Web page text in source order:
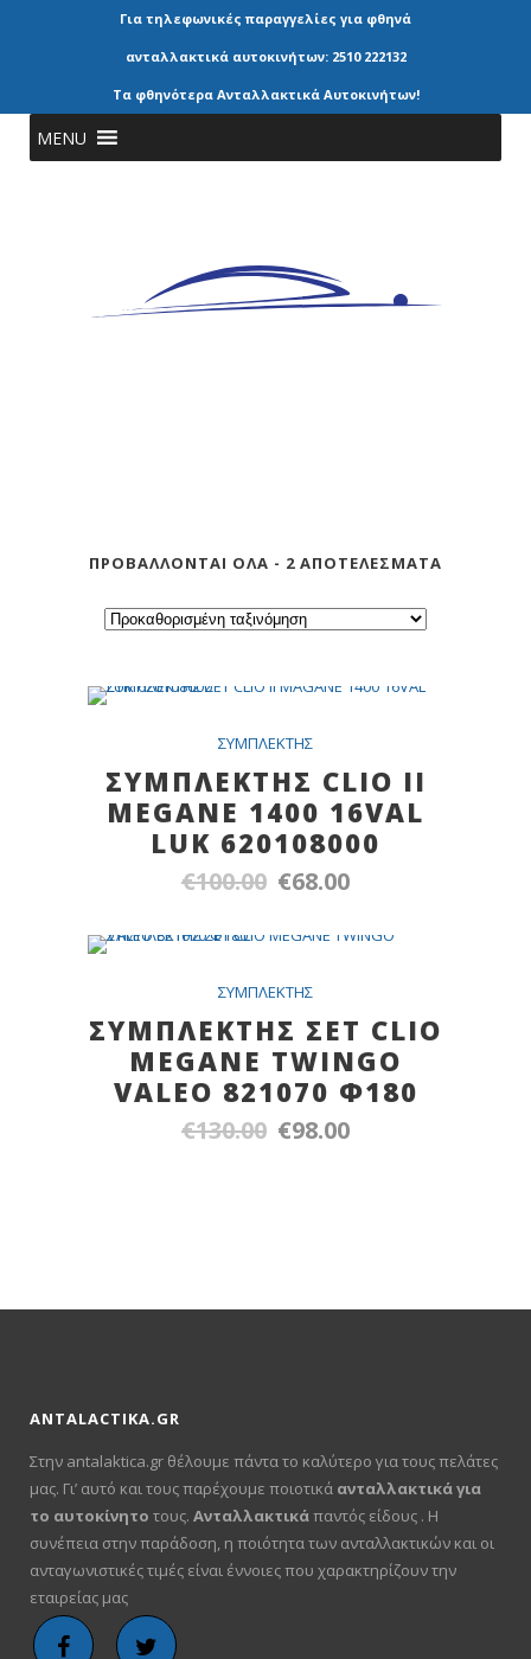
Για τηλεφωνικές παραγγελίες για φθηνά
ανταλλακτικά αυτοκινήτων: 2510 222132
Τα φθηνότερα Ανταλλακτικά Αυτοκινήτων!
MENU
ΠΡΟΒΆΛΛΟΝΤΑΙ ΌΛΑ - 2 ΑΠΟΤΕΛΈΣΜΑΤΑ
ΣYMΠΛEKTHΣ
ΣΥΜΠΛΕΚΤΗΣ CLIO II
MEGANE 1400 16VAL
LUK 620108000
€100.00 Original
was:
€68.00Η
τιμή
ΣYMΠΛEKTHΣ
ΣΥΜΠΛΕΚΤΗΣ ΣΕΤ CLIO
MEGANE TWINGO
VALEO 821070 Φ180
€130.00 Original
€98.00Η
ANTALACTIKA.GR
Στην antalaktica.gr θέλουμε πάντα το καλύτερο για τους πελάτες
μας. Γι’ αυτό και τους παρέχουμε ποιοτικά ανταλλακτικά για
το αυτοκίνητο τους. Ανταλλακτικάπαντός είδους . Η
συνέπεια στην παράδοση, η ποιότητα των ανταλλακτικών και οι
ανταγωνιστικές τιμές είναι έννοιες που χαρακτηρίζουν την
εταιρείας μας